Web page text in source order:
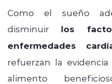
Como el sueño
disminuir los
enfermedades
refuerzan la
alimento